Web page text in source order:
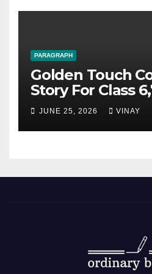
PARAGRAPH
Golden Touch
Story For Class
JUNE 25, 2026 VINAY